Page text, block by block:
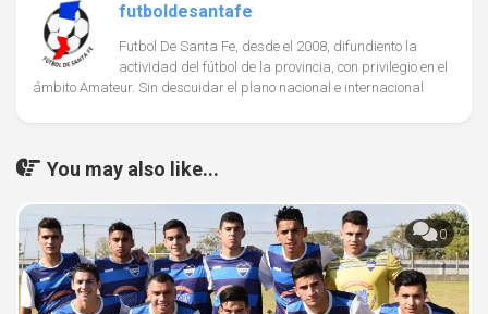
futboldesantafe
Futbol De Santa Fe, desde el 2008, difundiento la
actividad del fútbol de la provincia, con privilegio en el
ámbito Amateur. Sin descuidar el plano nacional e internacional
You may also like...
0